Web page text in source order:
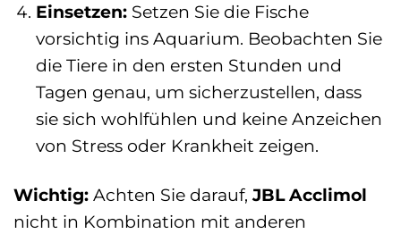
Einsetzen:Setzen Sie die Fische
vorsichtig ins Aquarium. Beobachten Sie
die Tiere in den ersten Stunden und
Tagen genau, um sicherzustellen, dass
sie sich wohlfühlen und keine Anzeichen
von Stress oder Krankheit zeigen.
Wichtig: Achten Sie darauf,JBL Acclimol
nicht in Kombination mit anderen